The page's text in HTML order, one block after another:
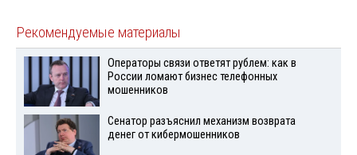
Рекомендуемые материалы
Операторы связи ответят рублем: как в
России ломают бизнес телефонных
мошенников
Сенатор разъяснил механизм возврата
денег от кибермошенников